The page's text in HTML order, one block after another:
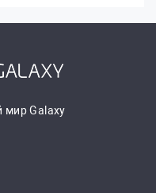
мир Galaxy